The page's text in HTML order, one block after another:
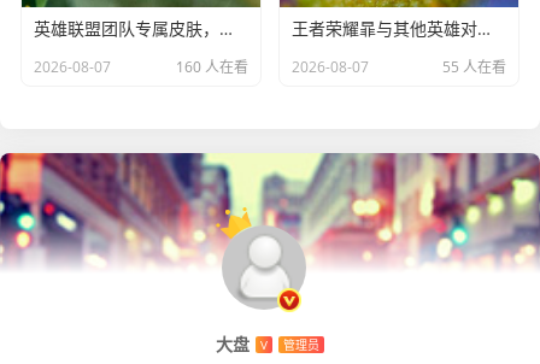
英雄联盟团队专属皮肤，团队荣耀的独特象征及盘点
2026-08-07 160 人在看
王者荣耀暃与其他英雄对比及自身强度探讨
2026-08-07 55 人在看
大盘 V 管理员